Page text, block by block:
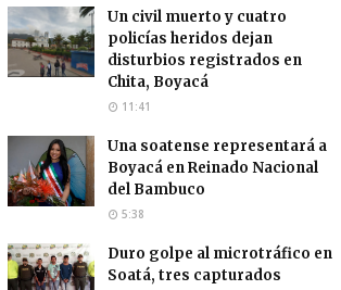
Un civil muerto y cuatro
policías heridos dejan
disturbios registrados en
Chita, Boyacá
11:41
Una soatense representará a
Boyacá en Reinado Nacional
del Bambuco
5:38
Duro golpe al microtráfico en
Soatá, tres capturados